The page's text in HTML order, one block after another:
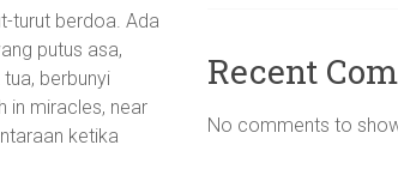
turut berdoa. Ada
putus asa,
berbunyi
in miracles, near
ketika
Recent
No comments to